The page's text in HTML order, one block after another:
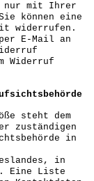
nur mit Ihrer
können eine
widerrufen.
E-Mail an
Widerruf
steht dem
zuständigen
in
in
Eine Liste